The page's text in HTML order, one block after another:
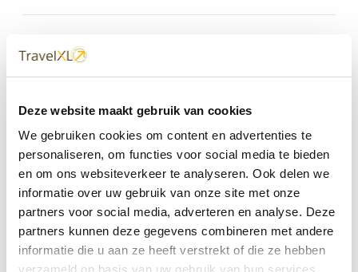
Deze website maakt gebruik van cookies
We gebruiken cookies om content en advertenties te
personaliseren, om functies voor social media te bieden
en om ons websiteverkeer te analyseren. Ook delen we
informatie over uw gebruik van onze site met onze
partners voor social media, adverteren en analyse. Deze
partners kunnen deze gegevens combineren met andere
informatie die u aan ze heeft verstrekt of die ze hebben
verzameld op basis van uw gebruik van hun services.
Ervaring in reizen
TravelXL verkoopt pakketreizen van bijvoorbeeld
Amerika Lijn en Corendon, maar kan ook reizen op
maat samenstellen. De passie van de medewerkers
van TravelXL is reizen en daardoor kennen ze
overal de mooiste plekjes. Van die ervaring
profiteren de klanten van TravelXL bij het boeken
van de perfecte vakantie. Veel klanten komen dan
ook ieder jaar terug om door TravelXL hun reis te
laten samenstellen. Vertrouwde gezichten, een
prima prijs en persoonlijk advies voor een
droomreis: dat is wat reisbureau TravelXL